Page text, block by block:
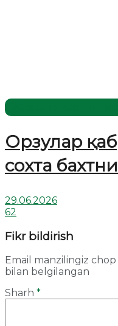
Орзулар
сохта
29.06.2026
62
Fikr bildirish
Email manzilingiz
bilan belgilangan
Sharh *